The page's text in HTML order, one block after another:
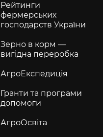
Рейтинги
фермерських
господарств України
Зерно в корм —
вигідна переробка
АгроЕкспедиція
Гранти та програми
допомоги
АгроОсвіта